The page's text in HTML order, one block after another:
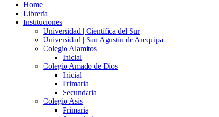
Home
Librería
Instituciones
Universidad | Científica del Sur
Universidad | San Agustín de Arequipa
Colegio Alamitos
Inicial
Colegio Amado de Dios
Inicial
Primaria
Secundaria
Colegio Asis
Primaria